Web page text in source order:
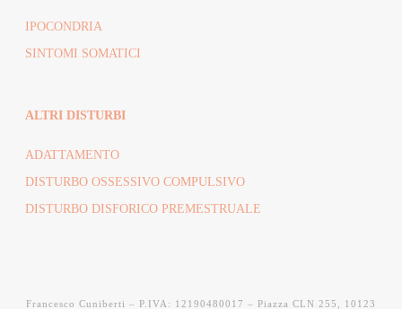
IPOCONDRIA
SINTOMI SOMATICI
ALTRI DISTURBI
ADATTAMENTO
DISTURBO OSSESSIVO COMPULSIVO
DISTURBO DISFORICO PREMESTRUALE
Francesco Cuniberti – P.IVA: 12190480017 – Piazza CLN 255, 10123